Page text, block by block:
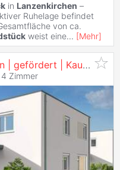
in Lanzenkirchen –
Ruhelage befindet
von ca.
weist eine... [Mehr]
Reihenhaus mit großem Garten | gefördert | Kaufoption
4 Zimmer